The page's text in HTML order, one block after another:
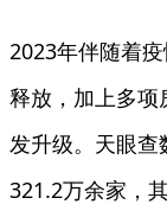
2023年伴随着
释放，加上多项
发升级。天眼查
321.2万余家，